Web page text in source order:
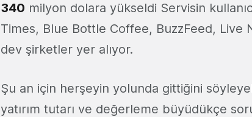
340 milyon dolara yükseldi Servisin
Times, Blue Bottle Coffee, BuzzFeed, Live
dev şirketler yer alıyor.
Şu an için herşeyin yolunda gittiğini
yatırım tutarı ve değerleme büyüdükçe